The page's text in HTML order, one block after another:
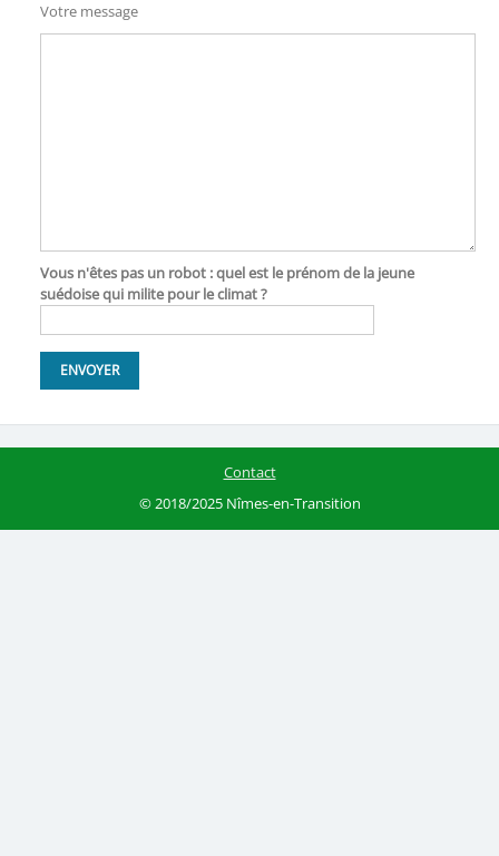
Votre message
Vous n'êtes pas un robot : quel est le prénom de la jeune
suédoise qui milite pour le climat ?
Contact
© 2018/2025 Nîmes-en-Transition